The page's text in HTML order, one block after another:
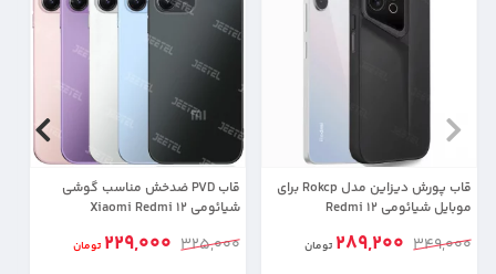
قاب پورش دیزاین مدل Rokcp برای
موبایل شیائومی Redmi 12
349,000
289,200 تومان
قاب PVD ضدخش مناسب گوشی
شیائومی Xiaomi Redmi 12
325,000
229,000 تومان